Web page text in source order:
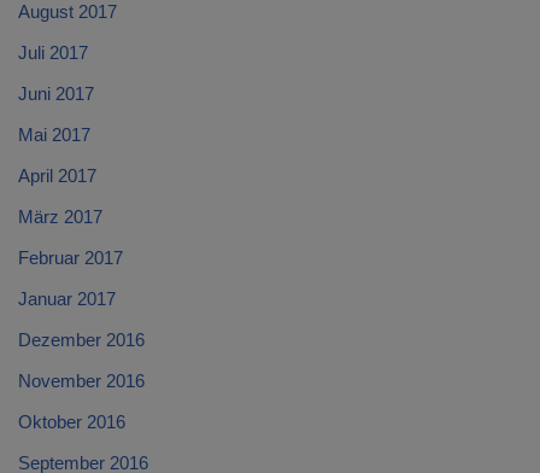
August 2017
Juli 2017
Juni 2017
Mai 2017
April 2017
März 2017
Februar 2017
Januar 2017
Dezember 2016
November 2016
Oktober 2016
September 2016